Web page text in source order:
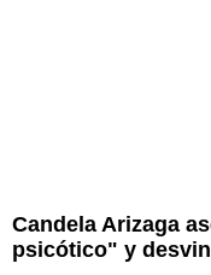
Candela Arizaga
psicótico" y